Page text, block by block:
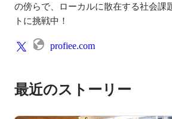
の傍らで、ローカルに散在する社会課
トに挑戦中！
profiee.com
最近のストーリー